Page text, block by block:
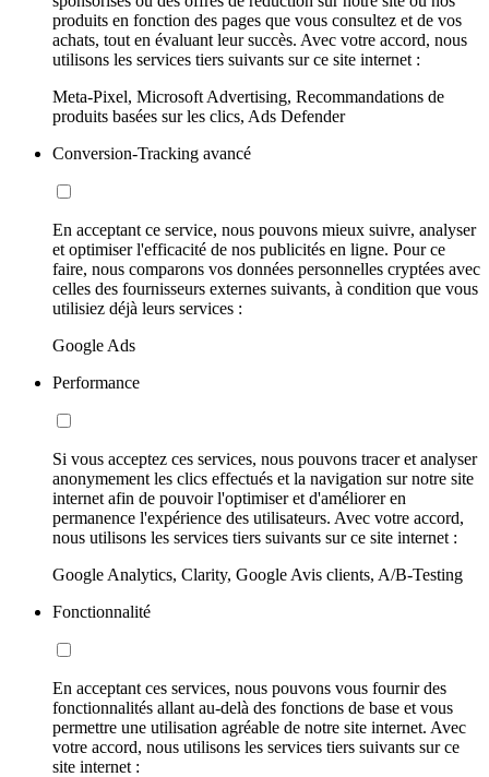
produits en fonction des pages que vous consultez et de vos
achats, tout en évaluant leur succès. Avec votre accord, nous
utilisons les services tiers suivants sur ce site internet :
Meta-Pixel, Microsoft Advertising, Recommandations de
produits basées sur les clics, Ads Defender
Conversion-Tracking avancé
En acceptant ce service, nous pouvons mieux suivre, analyser
et optimiser l'efficacité de nos publicités en ligne. Pour ce
faire, nous comparons vos données personnelles cryptées avec
celles des fournisseurs externes suivants, à condition que vous
utilisiez déjà leurs services :
Google Ads
Performance
Si vous acceptez ces services, nous pouvons tracer et analyser
anonymement les clics effectués et la navigation sur notre site
internet afin de pouvoir l'optimiser et d'améliorer en
permanence l'expérience des utilisateurs. Avec votre accord,
nous utilisons les services tiers suivants sur ce site internet :
Google Analytics, Clarity, Google Avis clients, A/B-Testing
Fonctionnalité
En acceptant ces services, nous pouvons vous fournir des
fonctionnalités allant au-delà des fonctions de base et vous
permettre une utilisation agréable de notre site internet. Avec
votre accord, nous utilisons les services tiers suivants sur ce
site internet :